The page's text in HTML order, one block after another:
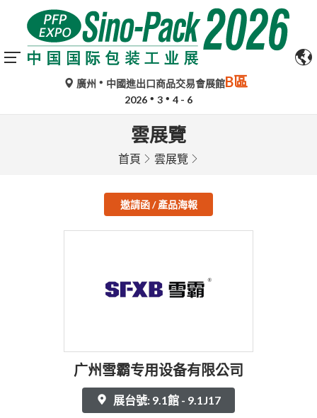
廣州 中國進出口商品交易會展館B區
2026 3 4 - 6
雲展覽
首頁 雲展覽
邀請函 / 產品海報
广州雪霸专用设备有限公司
展台號: 9.1館 - 9.1J17